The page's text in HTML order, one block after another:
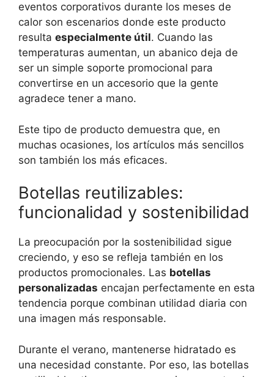
eventos corporativos durante los meses de
calor son escenarios donde este producto
resulta especialmente útil. Cuando las
temperaturas aumentan, un abanico deja de
ser un simple soporte promocional para
convertirse en un accesorio que la gente
agradece tener a mano.
Este tipo de producto demuestra que, en
muchas ocasiones, los artículos más sencillos
son también los más eficaces.
Botellas reutilizables:
funcionalidad y sostenibilidad
La preocupación por la sostenibilidad sigue
creciendo, y eso se refleja también en los
productos promocionales. Las botellas
personalizadas encajan perfectamente en esta
tendencia porque combinan utilidad diaria con
una imagen más responsable.
Durante el verano, mantenerse hidratado es
una necesidad constante. Por eso, las botellas